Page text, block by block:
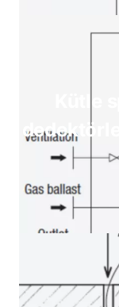
Kütle